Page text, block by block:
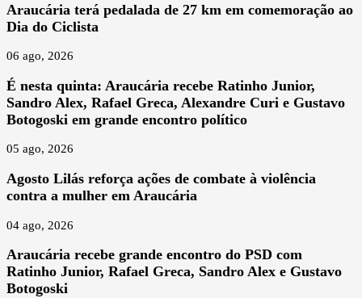
Araucária terá pedalada de 27 km em comemoração ao
Dia do Ciclista
06 ago, 2026
É nesta quinta: Araucária recebe Ratinho Junior,
Sandro Alex, Rafael Greca, Alexandre Curi e Gustavo
Botogoski em grande encontro político
05 ago, 2026
Agosto Lilás reforça ações de combate à violência
contra a mulher em Araucária
04 ago, 2026
Araucária recebe grande encontro do PSD com
Ratinho Junior, Rafael Greca, Sandro Alex e Gustavo
Botogoski